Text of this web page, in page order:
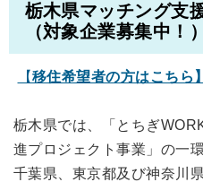
栃木県マッチング支
（対象企業募集中！）
【移住希望者の方はこちら】
栃木県では、「とちぎ
進プロジェクト事業」の一
千葉県、東京都及び神奈川